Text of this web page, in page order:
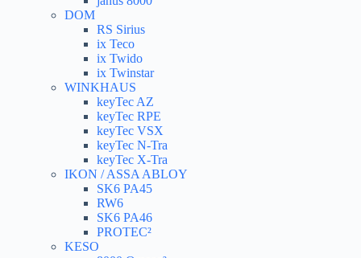
DOM
RS Sirius
ix Teco
ix Twido
ix Twinstar
WINKHAUS
keyTec AZ
keyTec RPE
keyTec VSX
keyTec N-Tra
keyTec X-Tra
IKON / ASSA ABLOY
SK6 PA45
RW6
SK6 PA46
PROTEC²
KESO